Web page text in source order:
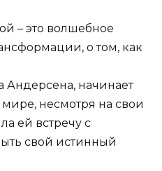
– это волшебное
о том, как
Андерсена, начинает
мире, несмотря на свои
ей встречу с
свой истинный